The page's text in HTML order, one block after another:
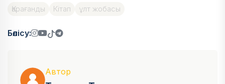
Қарағанды Кітап ұлт жобасы
Бөлісу:
Автор